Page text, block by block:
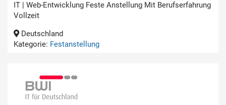
IT | Web-Entwicklung Feste Anstellung Mit Berufserfahrung
Vollzeit
Deutschland
Kategorie: Festanstellung